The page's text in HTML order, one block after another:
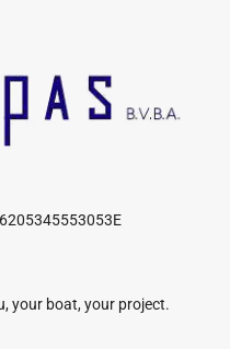
your boat, your project.